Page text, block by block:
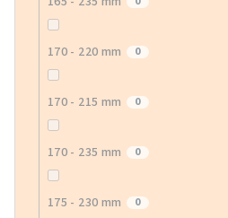
170 - 220 mm 0
170 - 215 mm 0
170 - 235 mm 0
175 - 230 mm 0